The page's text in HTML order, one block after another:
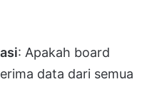
: Apakah board
data dari semua